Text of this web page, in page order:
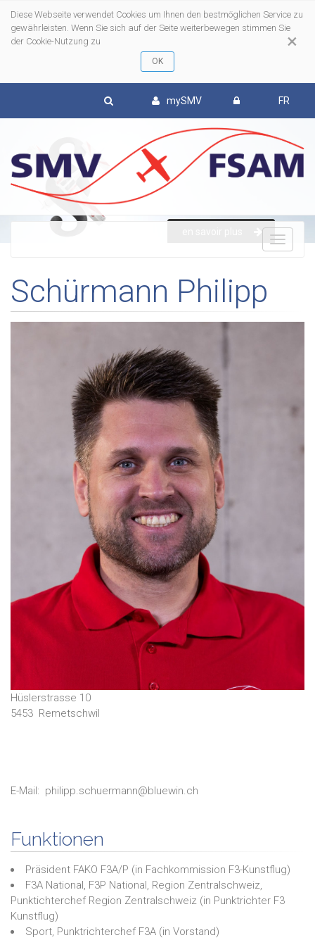
×
Diese Webseite verwendet Cookies um Ihnen den bestmöglichen Service zu
gewährleisten. Wenn Sie sich auf der Seite weiterbewegen stimmen Sie
der Cookie-Nutzung zu
mySMV FR
Schürmann Philipp
Hüslerstrasse 10
5453 Remetschwil
E-Mail: philipp.schuermann@bluewin.ch
Funktionen
Präsident FAKO F3A/P (in Fachkommission F3-Kunstflug)
F3A National, F3P National, Region Zentralschweiz,
Punktichterchef Region Zentralschweiz (in Punktrichter F3
Kunstflug)
Sport, Punktrichterchef F3A (in Vorstand)